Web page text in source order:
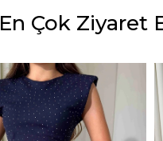
En Çok Ziyaret